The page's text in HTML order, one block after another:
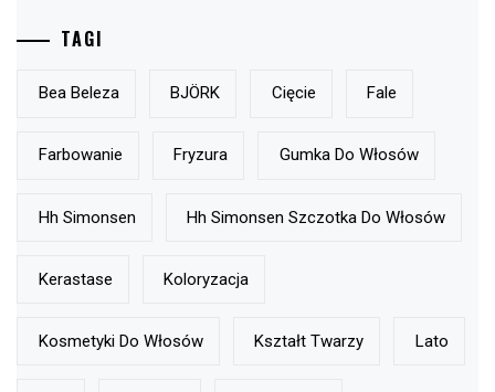
TAGI
Bea Beleza BJÖRK Cięcie Fale
Farbowanie Fryzura Gumka Do Włosów
Hh Simonsen Hh Simonsen Szczotka Do Włosów
Kerastase Koloryzacja
Kosmetyki Do Włosów Kształt Twarzy Lato